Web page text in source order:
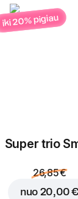
iki 20% pigiau
Super trio
26,85 €
nuo 20,00 €